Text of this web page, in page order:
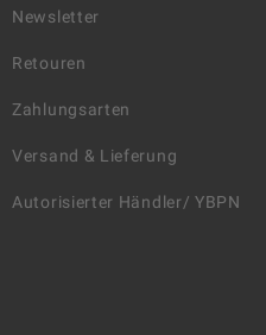
Newsletter
Retouren
Zahlungsarten
Versand & Lieferung
Autorisierter Händler/ YBPN